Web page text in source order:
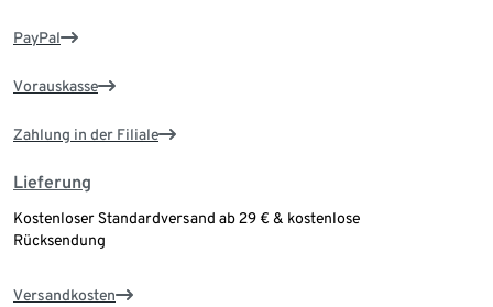
PayPal
Vorauskasse
Zahlung in der Filiale
Lieferung
Kostenloser Standardversand ab 29 € & kostenlose
Rücksendung
Versandkosten